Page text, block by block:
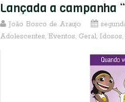
Lançada a campanha
João Bosco de Araujo
Adolescentes, Eventos, Geral, Idosos,